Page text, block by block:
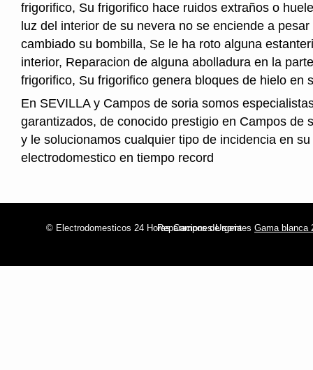
frigorifico, Su frigorifico hace ruidos extraños o
luz del interior de su nevera no se enciende a
cambiado su bombilla, Se le ha roto alguna
interior, Reparacion de alguna abolladura en la
frigorifico, Su frigorifico genera bloques de hielo en
En SEVILLA y Campos de soria somos
garantizados, de conocido prestigio en Campos de
y le solucionamos cualquier tipo de incidencia en su
electrodomestico en tiempo record
© Electrodomesticos 24 Horas Campos de soria
Reparaciones Urgentes Gama blanca